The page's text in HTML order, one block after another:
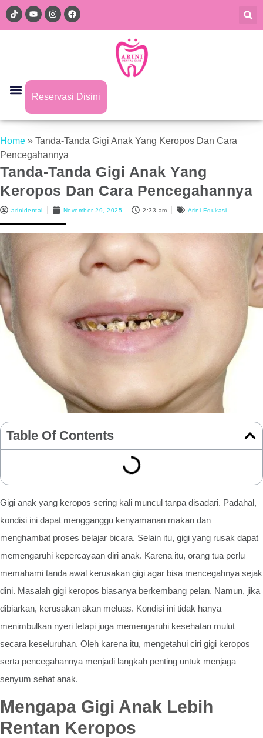
Reservasi Disini
Home » Tanda-Tanda Gigi Anak Yang Keropos Dan Cara
Pencegahannya
Tanda-Tanda Gigi Anak Yang
Keropos Dan Cara Pencegahannya
arinidental November 29, 2025 2:33 am Arini Edukasi
Table Of Contents
Gigi anak yang keropos sering kali muncul tanpa disadari. Padahal,
kondisi ini dapat mengganggu kenyamanan makan dan
menghambat proses belajar bicara. Selain itu, gigi yang rusak dapat
memengaruhi kepercayaan diri anak. Karena itu, orang tua perlu
memahami tanda awal kerusakan gigi agar bisa mencegahnya sejak
dini. Masalah gigi keropos biasanya berkembang pelan. Namun, jika
dibiarkan, kerusakan akan meluas. Kondisi ini tidak hanya
menimbulkan nyeri tetapi juga memengaruhi kesehatan mulut
secara keseluruhan. Oleh karena itu, mengetahui ciri gigi keropos
serta pencegahannya menjadi langkah penting untuk menjaga
senyum sehat anak.
Mengapa Gigi Anak Lebih
Rentan Keropos